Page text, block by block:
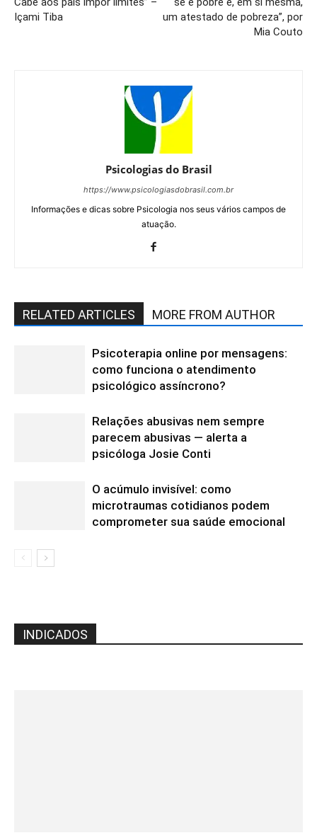
Içami Tiba
um atestado de pobreza”, por
Mia Couto
Psicologias do Brasil
https://www.psicologiasdobrasil.com.br
Informações e dicas sobre Psicologia nos seus vários campos de
atuação.
RELATED ARTICLES MORE FROM AUTHOR
Psicoterapia online por mensagens:
como funciona o atendimento
psicológico assíncrono?
Relações abusivas nem sempre
parecem abusivas — alerta a
psicóloga Josie Conti
O acúmulo invisível: como
microtraumas cotidianos podem
comprometer sua saúde emocional
INDICADOS